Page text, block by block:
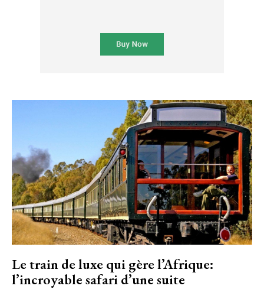
Le train de luxe qui gère l’Afrique:
l’incroyable safari d’une suite